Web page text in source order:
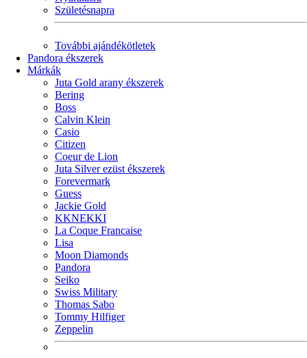
Születésnapra
További ajándékötletek
Pandora ékszerek
Márkák
Juta Gold arany ékszerek
Bering
Boss
Calvin Klein
Casio
Citizen
Coeur de Lion
Juta Silver ezüst ékszerek
Forevermark
Guess
Jackie Gold
KKNEKKI
La Coque Francaise
Lisa
Moon Diamonds
Pandora
Seiko
Swiss Military
Thomas Sabo
Tommy Hilfiger
Zeppelin